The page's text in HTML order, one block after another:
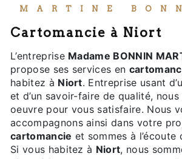
MARTINE
cartomancie à Niort
L’entreprise Madame BONNIN
propose ses services en
habitez à Niort. Entreprise usant
et d’un savoir-faire de qualité,
oeuvre pour vous satisfaire. Nous
accompagnons ainsi dans votre
cartomancie et sommes à l’écoute
Si vous habitez à Niort, nous